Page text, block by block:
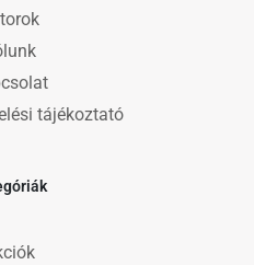
tájékoztató